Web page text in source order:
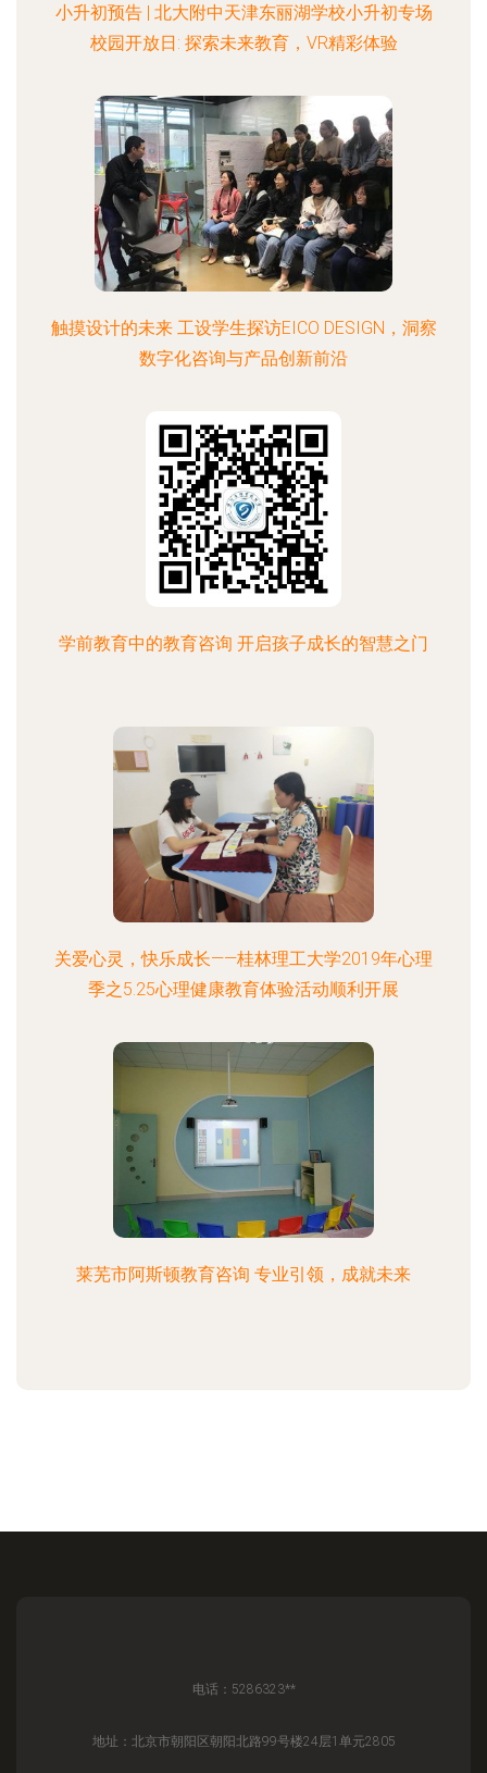
小升初预告 | 北大附中天津东丽湖学校小升初专场
校园开放日: 探索未来教育，VR精彩体验
触摸设计的未来 工设学生探访EICO DESIGN，洞察
数字化咨询与产品创新前沿
学前教育中的教育咨询 开启孩子成长的智慧之门
关爱心灵，快乐成长——桂林理工大学2019年心理
季之5.25心理健康教育体验活动顺利开展
莱芜市阿斯顿教育咨询 专业引领，成就未来
电话：5286323**
地址：北京市朝阳区朝阳北路99号楼24层1单元2805